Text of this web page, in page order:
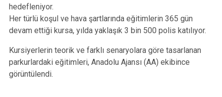
hedefleniyor.
Her türlü koşul ve hava şartlarında eğitimlerin 365 gün
devam ettiği kursa, yılda yaklaşık 3 bin 500 polis katılıyor.
Kursiyerlerin teorik ve farklı senaryolara göre tasarlanan
parkurlardaki eğitimleri, Anadolu Ajansı (AA) ekibince
görüntülendi.